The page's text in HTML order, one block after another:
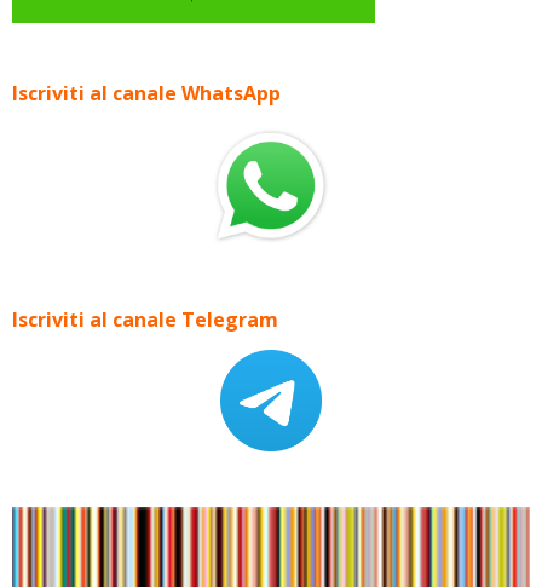
Iscriviti al canale WhatsApp
Iscriviti al canale Telegram